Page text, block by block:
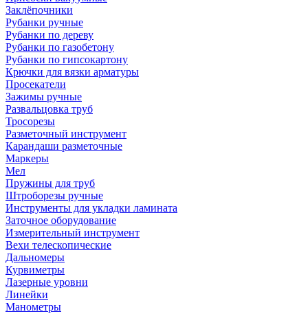
Заклёпочники
Рубанки ручные
Рубанки по дереву
Рубанки по газобетону
Рубанки по гипсокартону
Крючки для вязки арматуры
Просекатели
Зажимы ручные
Развальцовка труб
Тросорезы
Разметочный инструмент
Карандаши разметочные
Маркеры
Мел
Пружины для труб
Штроборезы ручные
Инструменты для укладки ламината
Заточное оборудование
Измерительный инструмент
Вехи телескопические
Дальномеры
Курвиметры
Лазерные уровни
Линейки
Манометры